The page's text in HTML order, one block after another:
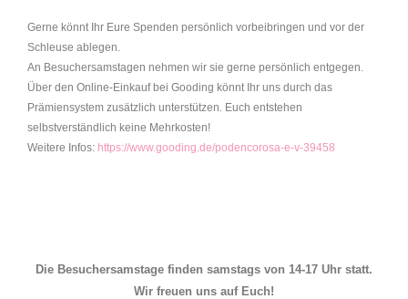
Gerne könnt Ihr Eure Spenden persönlich vorbeibringen und vor der
Schleuse ablegen.
An Besuchersamstagen nehmen wir sie gerne persönlich entgegen.
Über den Online-Einkauf bei Gooding könnt Ihr uns durch das
Prämiensystem zusätzlich unterstützen. Euch entstehen
selbstverständlich keine Mehrkosten!
Weitere Infos: https://www.gooding.de/podencorosa-e-v-39458
Die Besuchersamstage finden samstags von 14-17 Uhr statt.
Wir freuen uns auf Euch!